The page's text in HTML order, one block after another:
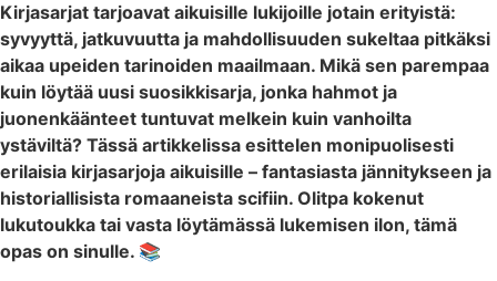
Kirjasarjat tarjoavat aikuisille lukijoille jotain erityistä:
syvyyttä, jatkuvuutta ja mahdollisuuden sukeltaa pitkäksi
aikaa upeiden tarinoiden maailmaan. Mikä sen parempaa
kuin löytää uusi suosikkisarja, jonka hahmot ja
juonenkäänteet tuntuvat melkein kuin vanhoilta
ystäviltä? Tässä artikkelissa esittelen monipuolisesti
erilaisia kirjasarjoja aikuisille – fantasiasta jännitykseen ja
historiallisista romaaneista scifiin. Olitpa kokenut
lukutoukka tai vasta löytämässä lukemisen ilon, tämä
opas on sinulle. 📚